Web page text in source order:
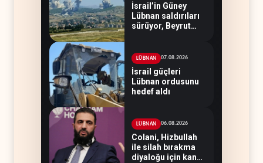
İsrail’in Güney
Lübnan saldırıları
sürüyor, Beyrut
LÜBNAN 07.08.2026
İsrail güçleri
Lübnan ordusunu
hedef aldı
LÜBNAN 06.08.2026
Colani, Hizbullah
ile silah bırakma
diyaloğu için kanal